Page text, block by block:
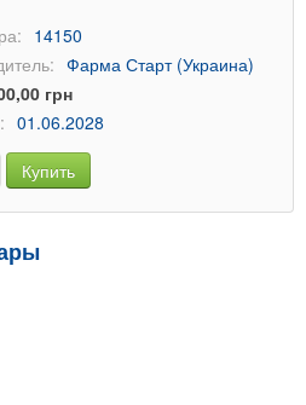
14150
Фарма Старт (Украина)
грн
01.06.2028
Купить